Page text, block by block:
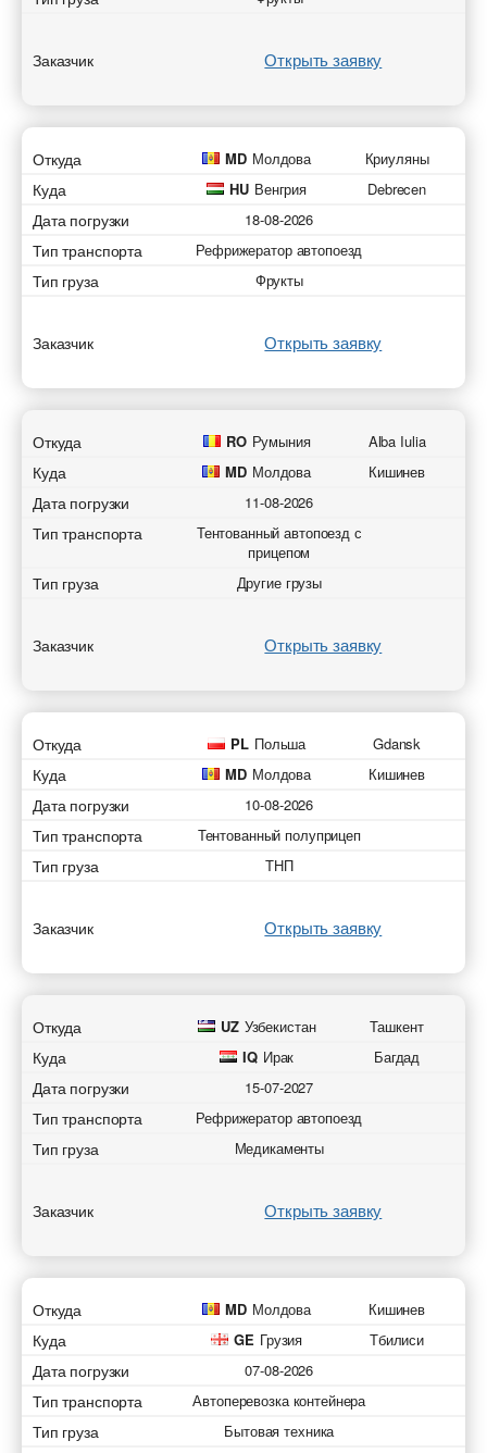
Заказчик Открыть заявку
Откуда MD Молдова Криуляны
Куда HU Венгрия Debrecen
Дата погрузки 18-08-2026
Тип транспорта Рефрижератор автопоезд
Тип груза Фрукты
Заказчик Открыть заявку
Откуда RO Румыния Alba Iulia
Куда MD Молдова Кишинев
Дата погрузки 11-08-2026
Тип транспорта
Тентованный автопоезд с
прицепом
Тип груза Другие грузы
Заказчик Открыть заявку
Откуда PL Польша Gdansk
Куда MD Молдова Кишинев
Дата погрузки 10-08-2026
Тип транспорта Тентованный полуприцеп
Тип груза ТНП
Заказчик Открыть заявку
Откуда UZ Узбекистан Ташкент
Куда IQ Ирак Багдад
Дата погрузки 15-07-2027
Тип транспорта Рефрижератор автопоезд
Тип груза Медикаменты
Заказчик Открыть заявку
Откуда MD Молдова Кишинев
Куда GE Грузия Тбилиси
Дата погрузки 07-08-2026
Тип транспорта Автоперевозка контейнера
Тип груза Бытовая техника